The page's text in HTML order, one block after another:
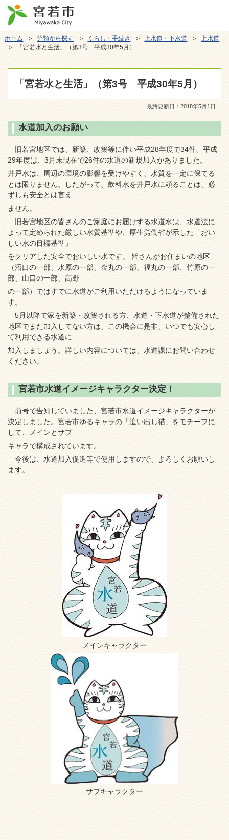
ホーム ＞分類から探す ＞ くらし・手続き ＞上水道・下水道 ＞上水道
＞ 「宮若水と生活」（第3号 平成30年5月）
「宮若水と生活」（第3号 平成30年5月）
最終更新日：2018年5月1日
水道加入のお願い
旧若宮地区では、新築、改築等に伴い平成28年度で34件、平成
29年度は、3月末現在で26件の水道の新規加入がありました。
井戸水は、周辺の環境の影響を受けやすく、水質を一定に保てる
とは限りません。したがって、飲料水を井戸水に頼ることは、必
ずしも安全とは言え
ません。
旧若宮地区の皆さんのご家庭にお届けする水道水は、水道法に
よって定められた厳しい水質基準や、厚生労働省が示した「おい
しい水の目標基準」
をクリアした安全でおいしい水です。 皆さんがお住まいの地区
（沼口の一部、水原の一部、金丸の一部、福丸の一部、竹原の一
部、山口の一部、高野
の一部）ではすでに水道がご利用いただけるようになっていま
す。
5月以降で家を新築・改築される方、水道・下水道が整備された
地区でまだ加入してない方は、この機会に是非、いつでも安心し
て利用できる水道に
加入しましょう。詳しい内容については、水道課にお問い合わせ
ください。
宮若市水道イメージキャラクター決定！
前号で告知していました、宮若市水道イメージキャラクターが
決定しました。宮若市ゆるキャラの「追い出し猫」をモチーフに
して、メインとサブ
キャラで構成されています。
今後は、水道加入促進等で使用しますので、よろしくお願いし
ます。
メインキャラクター
サブキャラクター